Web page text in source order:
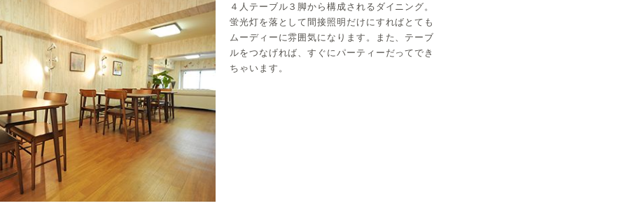
４人テーブル３脚から構成されるダイニング。
蛍光灯を落として間接照明だけにすればとても
ムーディーに雰囲気になります。また、テーブ
ルをつなげれば、すぐにパーティーだってでき
ちゃいます。